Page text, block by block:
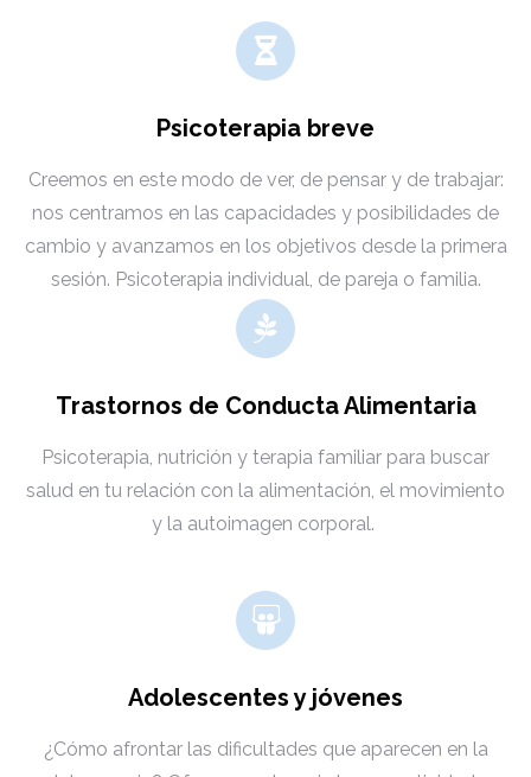
Psicoterapia breve
Creemos en este modo de ver, de pensar y de trabajar:
nos centramos en las capacidades y posibilidades de
cambio y avanzamos en los objetivos desde la primera
sesión. Psicoterapia individual, de pareja o familia.
Trastornos de Conducta Alimentaria
Psicoterapia, nutrición y terapia familiar para buscar
salud en tu relación con la alimentación, el movimiento
y la autoimagen corporal.
Adolescentes y jóvenes
¿Cómo afrontar las dificultades que aparecen en la